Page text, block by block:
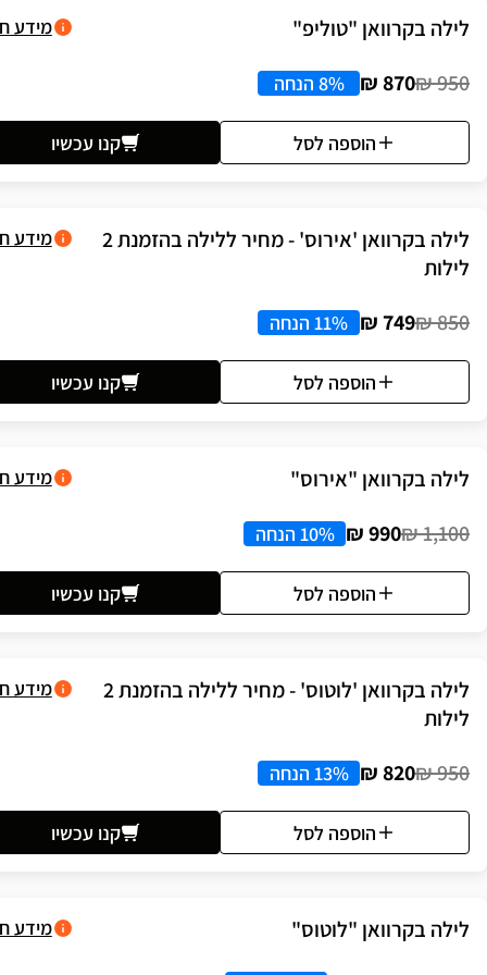
לילה בקרוואן "טוליפ" מידע
950 ₪
870 ₪ 8% הנחה
הוספה לסל קנו עכשיו
לילה בקרוואן 'אירוס' - מחיר ללילה בהזמנת 2
לילות
מידע
850 ₪
749 ₪ 11% הנחה
הוספה לסל קנו עכשיו
לילה בקרוואן "אירוס" מידע
1,100 ₪
990 ₪ 10% הנחה
הוספה לסל קנו עכשיו
לילה בקרוואן 'לוטוס' - מחיר ללילה בהזמנת 2
לילות
מידע
950 ₪
820 ₪ 13% הנחה
הוספה לסל קנו עכשיו
לילה בקרוואן "לוטוס" מידע